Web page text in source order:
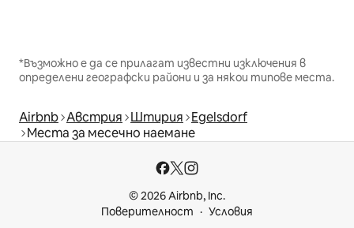
*Възможно е да се прилагат известни изключения в
определени географски райони и за някои типове места.
Airbnb Австрия Штирия Egelsdorf
Места за месечно наемане
© 2026 Airbnb, Inc.
Поверителност
Условия